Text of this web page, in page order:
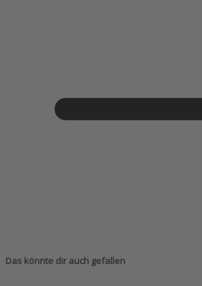
Das könnte dir auch gefallen